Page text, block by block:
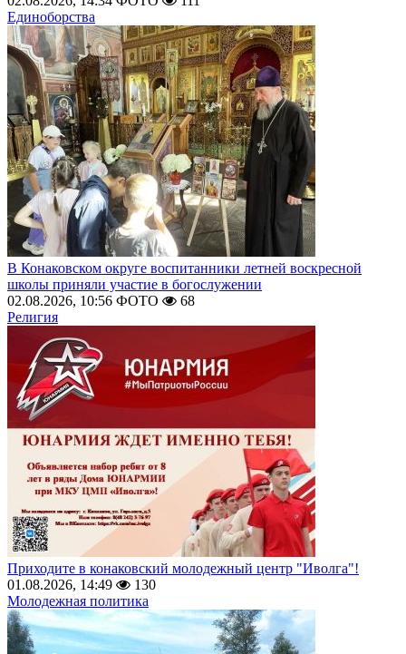
Единоборства
В Конаковском округе воспитанники летней воскресной
школы приняли участие в богослужении
02.08.2026, 10:56 ФОТО
68
Религия
Приходите в конаковский молодежный центр "Иволга"!
01.08.2026, 14:49
130
Молодежная политика